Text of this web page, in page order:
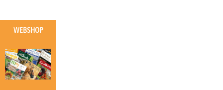
WEBSHOP